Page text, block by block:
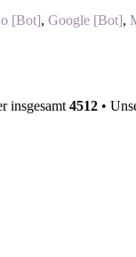
[Bot], Google [Bot],
insgesamt 4512 •